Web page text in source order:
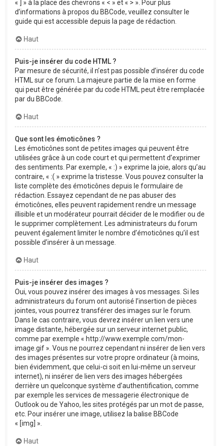
« ] » à la place des chevrons « < » et « > ». Pour plus
d’informations à propos du BBCode, veuillez consulter le
guide qui est accessible depuis la page de rédaction.
Haut
Puis-je insérer du code HTML ?
Par mesure de sécurité, il n’est pas possible d’insérer du code
HTML sur ce forum. La majeure partie de la mise en forme
qui peut être générée par du code HTML peut être remplacée
par du BBCode.
Haut
Que sont les émoticônes ?
Les émoticônes sont de petites images qui peuvent être
utilisées grâce à un code court et qui permettent d’exprimer
des sentiments. Par exemple, « :) » exprime la joie, alors qu’au
contraire, « :( » exprime la tristesse. Vous pouvez consulter la
liste complète des émoticônes depuis le formulaire de
rédaction. Essayez cependant de ne pas abuser des
émoticônes, elles peuvent rapidement rendre un message
illisible et un modérateur pourrait décider de le modifier ou de
le supprimer complètement. Les administrateurs du forum
peuvent également limiter le nombre d’émoticônes qu’il est
possible d’insérer à un message.
Haut
Puis-je insérer des images ?
Oui, vous pouvez insérer des images à vos messages. Si les
administrateurs du forum ont autorisé l’insertion de pièces
jointes, vous pourrez transférer des images sur le forum.
Dans le cas contraire, vous devrez insérer un lien vers une
image distante, hébergée sur un serveur internet public,
comme par exemple « http://www.exemple.com/mon-
image.gif ». Vous ne pourrez cependant ni insérer de lien vers
des images présentes sur votre propre ordinateur (à moins,
bien évidemment, que celui-ci soit en lui-même un serveur
internet), ni insérer de lien vers des images hébergées
derrière un quelconque système d’authentification, comme
par exemple les services de messagerie électronique de
Outlook ou de Yahoo, les sites protégés par un mot de passe,
etc. Pour insérer une image, utilisez la balise BBCode
« [img] ».
Haut